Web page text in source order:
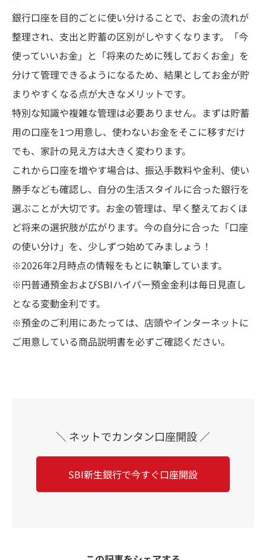
銀行口座を目的ごとに使い分けることで、お金の流れが
整理され、支出と貯蓄の区別がしやすくなります。「今
使っていいお金」と「将来のために残しておくお金」を
分けて管理できるようになるため、結果としてお金が貯
まりやすくなる点が大きなメリットです。
特別な知識や複雑な管理は必要ありません。まずは貯蓄
用の口座を1つ用意し、使わないお金をそこに移すだけ
でも、家計の見え方は大きく変わります。
これから口座を増やす場合は、振込手数料や金利、使い
勝手なども確認し、自分の生活スタイルに合った銀行を
選ぶことが大切です。お金の管理は、早く整えておくほ
ど将来の選択肢が広がります。今の自分に合った「口座
の使い分け」を、少しずつ始めてみましょう！
※2026年2月時点の情報をもとに執筆しています。
※円普通預金およびSBIハイパー預金金利は毎日見直し
となる変動金利です。
※預金のご利用にあたっては、店頭やインターネットに
ご用意している商品説明書を必ずご確認ください。
＼ ネットでカンタン口座開設 ／
SBI新生銀行で今すぐ口座開設